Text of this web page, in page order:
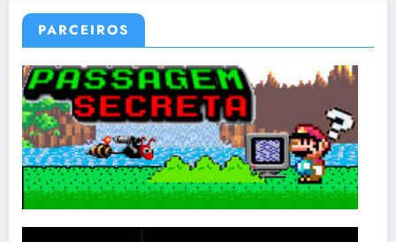
PARCEIROS